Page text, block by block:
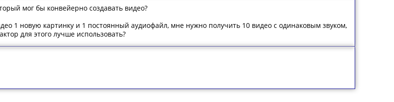
мог бы конвейерно создавать видео?
1 новую картинку и 1 постоянный аудиофайл, мне нужно получить 10 видео с одинаковым звуком,
для этого лучше использовать?